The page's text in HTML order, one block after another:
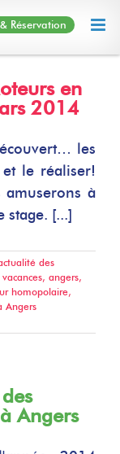
Réservation
en
2014
les
le réaliser!
à
stage. [...]
des
, angers,
homopolaire,
Angers
Angers